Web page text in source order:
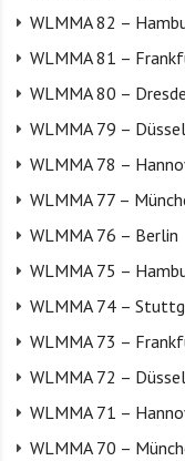
WLMMA 82 –
WLMMA 81 –
WLMMA 80 –
WLMMA 79 –
WLMMA 78 –
WLMMA 77 –
WLMMA 76 – Berlin
WLMMA 75 –
WLMMA 74 –
WLMMA 73 –
WLMMA 72 –
WLMMA 71 –
WLMMA 70 –